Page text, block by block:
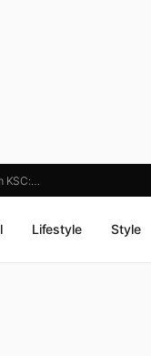
Lifestyle Style